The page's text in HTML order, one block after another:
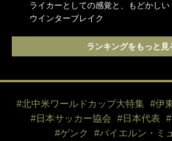
ライカーとしての感覚と、もどかしい
ウインターブレイク
ランキングをもっと見
#北中米ワールドカップ大特集 #伊
#日本サッカー協会
#日本代表
#ゲンク
#バイエルン・ミ